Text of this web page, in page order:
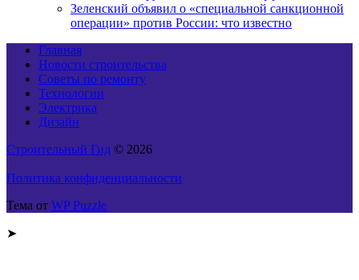
Зеленский объявил о «специальной санкционной
операции» против России: что известно
Главная
Новости строительства
Советы по ремонту
Технологии
Электрика
Дизайн
Строительный Гид © 2026
Политика конфиденциальности
Тема от WP Puzzle
➤